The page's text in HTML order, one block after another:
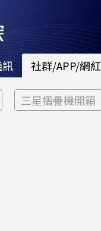
社群/APP/網紅
三星摺疊機開箱